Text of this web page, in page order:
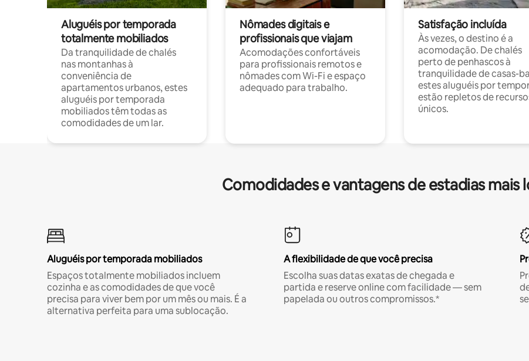
Aluguéis por temporada
totalmente mobiliados
Da tranquilidade de chalés
nas montanhas à
conveniência de
apartamentos urbanos, estes
aluguéis por temporada
mobiliados têm todas as
comodidades de um lar.
Nômades digitais e
profissionais que viajam
Acomodações confortáveis
para profissionais remotos e
nômades com Wi-Fi e espaço
adequado para trabalho.
Satisfação incluída
Às vezes, o destino é a
acomodação. De chalés
perto de penhascos à
tranquilidade de casas-
estes aluguéis por
estão repletos de
únicos.
Comodidades e vantagens de estadias mais
Aluguéis por temporada mobiliados
Espaços totalmente mobiliados incluem
cozinha e as comodidades de que você
precisa para viver bem por um mês ou mais. É a
alternativa perfeita para uma sublocação.
A flexibilidade de que você precisa
Escolha suas datas exatas de chegada e
partida e reserve online com facilidade — sem
papelada ou outros compromissos.*